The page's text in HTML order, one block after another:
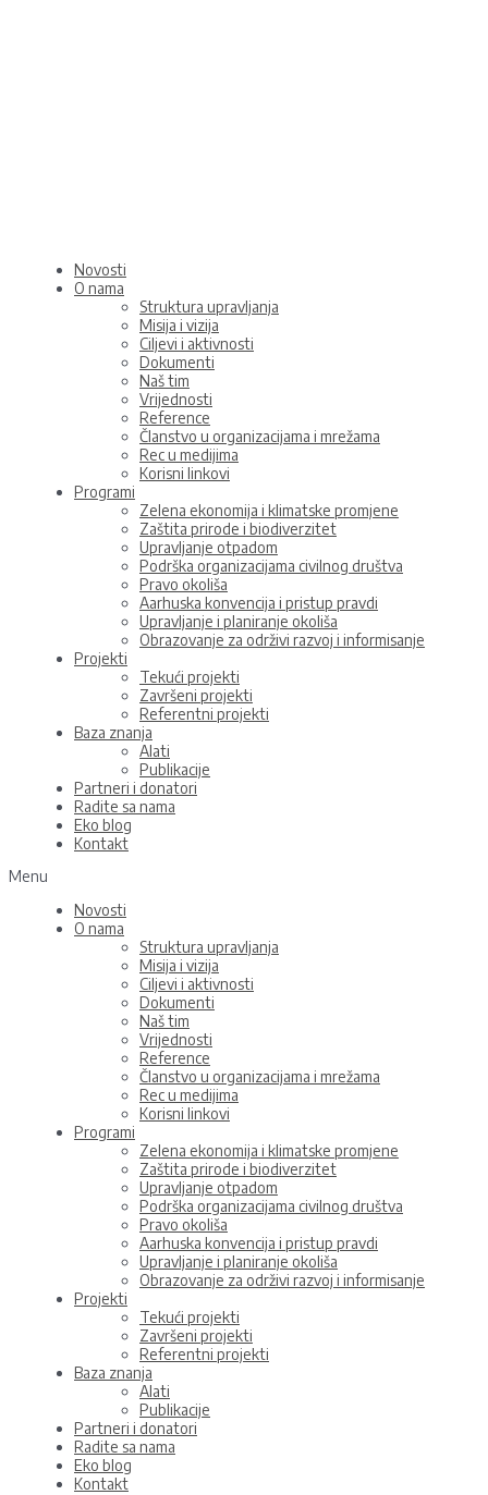
Novosti
O nama
Struktura upravljanja
Misija i vizija
Ciljevi i aktivnosti
Dokumenti
Naš tim
Vrijednosti
Reference
Članstvo u organizacijama i mrežama
Rec u medijima
Korisni linkovi
Programi
Zelena ekonomija i klimatske promjene
Zaštita prirode i biodiverzitet
Upravljanje otpadom
Podrška organizacijama civilnog društva
Pravo okoliša
Aarhuska konvencija i pristup pravdi
Upravljanje i planiranje okoliša
Obrazovanje za održivi razvoj i informisanje
Projekti
Tekući projekti
Završeni projekti
Referentni projekti
Baza znanja
Alati
Publikacije
Partneri i donatori
Radite sa nama
Eko blog
Kontakt
Menu
Novosti
O nama
Struktura upravljanja
Misija i vizija
Ciljevi i aktivnosti
Dokumenti
Naš tim
Vrijednosti
Reference
Članstvo u organizacijama i mrežama
Rec u medijima
Korisni linkovi
Programi
Zelena ekonomija i klimatske promjene
Zaštita prirode i biodiverzitet
Upravljanje otpadom
Podrška organizacijama civilnog društva
Pravo okoliša
Aarhuska konvencija i pristup pravdi
Upravljanje i planiranje okoliša
Obrazovanje za održivi razvoj i informisanje
Projekti
Tekući projekti
Završeni projekti
Referentni projekti
Baza znanja
Alati
Publikacije
Partneri i donatori
Radite sa nama
Eko blog
Kontakt